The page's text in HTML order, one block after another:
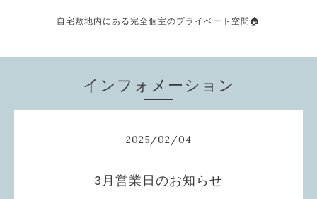
自宅敷地内にある完全個室のプライベート空間🏠
インフォメーション
2025/02/04
3月営業日のお知らせ